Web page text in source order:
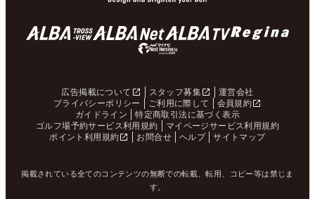
広告掲載について スタッフ募集
運営会社
プライバシーポリシー
ご利用に際して
会員規約
ガイドライン
特定商取引法に基づく表示
ゴルフ場予約サービス利用規約
マイページサービス利用規約
ポイント利用規約
お問合せ ヘルプ サイトマップ
掲載されている全てのコンテンツの無断での転載、転用、コピー等は禁じま
す。